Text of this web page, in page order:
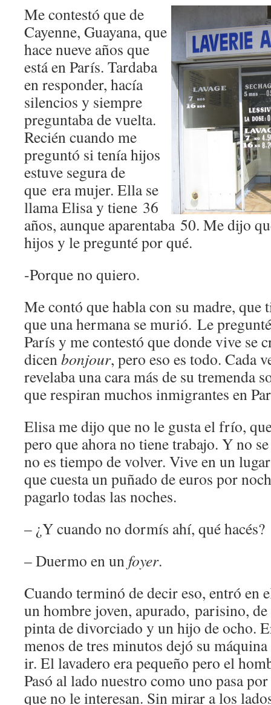
Me contestó que de
Cayenne, Guayana, que
hace nueve años que
está en París. Tardaba
en responder, hacía
silencios y siempre
preguntaba de vuelta.
Recién cuando me
preguntó si tenía hijos
estuve segura de
que era mujer. Ella se
llama Elisa y tiene 36
años, aunque aparentaba 50. Me dijo
hijos y le pregunté por qué.
-Porque no quiero.
Me contó que habla con su madre, que
que una hermana se murió. Le
París y me contestó que donde vive se
dicenbonjour, pero eso es todo. Cada
revelaba una cara más de su tremenda
que respiran muchos inmigrantes en
Elisa me dijo que no le gusta el frío,
pero que ahora no tiene trabajo. Y no
no es tiempo de volver. Vive en un
que cuesta un puñado de euros por
pagarlo todas las noches.
– ¿Y cuando no dormís ahí, qué hacés?
– Duermo en un foyer.
Cuando terminó de decir eso, entró en
un hombre joven, apurado, parisino,
pinta de divorciado y un hijo de ocho.
menos de tres minutos dejó su
ir. El lavadero era pequeño pero el
Pasó al lado nuestro como uno pasa
que no le interesan. Sin mirar a los